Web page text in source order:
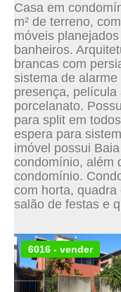
Casa em
m² de terreno,
móveis
banheiros.
brancas com
sistema de
presença,
porcelanato.
para split em
espera para
imóvel possui
condomínio, além
condomínio.
com horta,
salão de festas e
6016 - vender